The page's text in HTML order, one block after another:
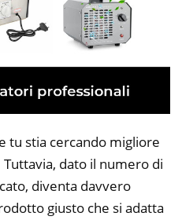
tu stia cercando migliore
dato il numero di
diventa davvero
giusto che si adatta